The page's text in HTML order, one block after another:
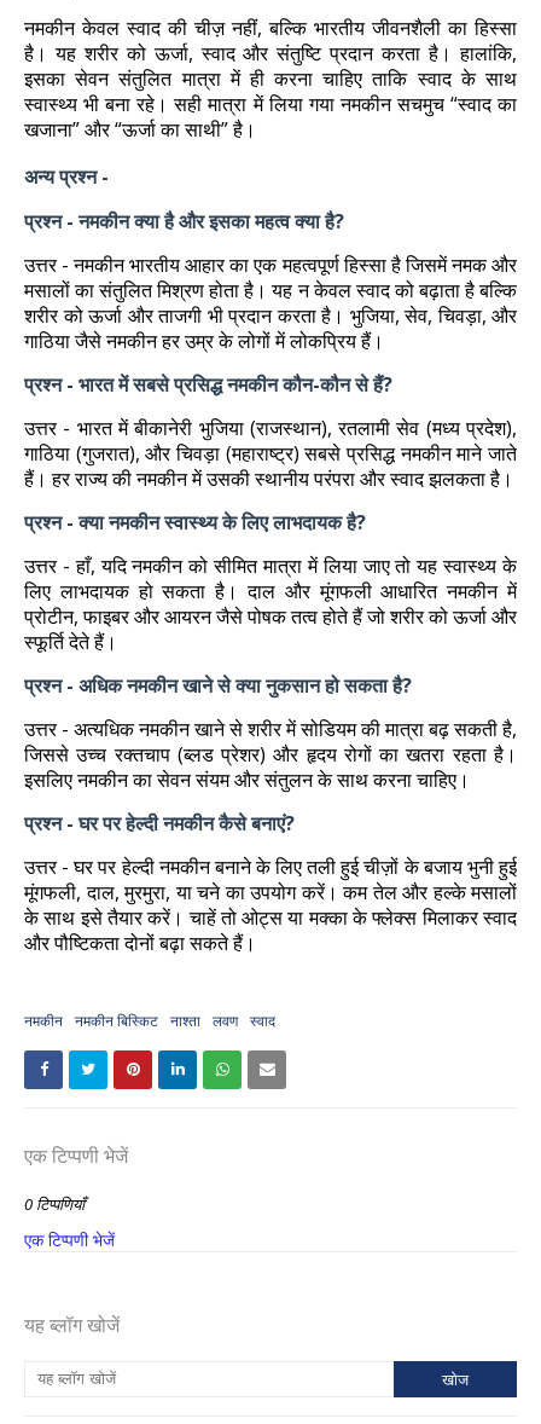
नमकीन केवल स्वाद की चीज़ नहीं, बल्कि भारतीय जीवनशैली का हिस्सा
है। यह शरीर को ऊर्जा, स्वाद और संतुष्टि प्रदान करता है। हालांकि,
इसका सेवन संतुलित मात्रा में ही करना चाहिए ताकि स्वाद के साथ
स्वास्थ्य भी बना रहे। सही मात्रा में लिया गया नमकीन सचमुच “स्वाद का
खजाना” और “ऊर्जा का साथी” है।
अन्य प्रश्न -
प्रश्न - नमकीन क्या है और इसका महत्व क्या है?
उत्तर - नमकीन भारतीय आहार का एक महत्वपूर्ण हिस्सा है जिसमें नमक और
मसालों का संतुलित मिश्रण होता है। यह न केवल स्वाद को बढ़ाता है बल्कि
शरीर को ऊर्जा और ताजगी भी प्रदान करता है। भुजिया, सेव, चिवड़ा, और
गाठिया जैसे नमकीन हर उम्र के लोगों में लोकप्रिय हैं।
प्रश्न - भारत में सबसे प्रसिद्ध नमकीन कौन-कौन से हैं?
उत्तर - भारत में बीकानेरी भुजिया (राजस्थान), रतलामी सेव (मध्य प्रदेश),
गाठिया (गुजरात), और चिवड़ा (महाराष्ट्र) सबसे प्रसिद्ध नमकीन माने जाते
हैं। हर राज्य की नमकीन में उसकी स्थानीय परंपरा और स्वाद झलकता है।
प्रश्न - क्या नमकीन स्वास्थ्य के लिए लाभदायक है?
उत्तर - हाँ, यदि नमकीन को सीमित मात्रा में लिया जाए तो यह स्वास्थ्य के
लिए लाभदायक हो सकता है। दाल और मूंगफली आधारित नमकीन में
प्रोटीन, फाइबर और आयरन जैसे पोषक तत्व होते हैं जो शरीर को ऊर्जा और
स्फूर्ति देते हैं।
प्रश्न - अधिक नमकीन खाने से क्या नुकसान हो सकता है?
उत्तर - अत्यधिक नमकीन खाने से शरीर में सोडियम की मात्रा बढ़ सकती है,
जिससे उच्च रक्तचाप (ब्लड प्रेशर) और हृदय रोगों का खतरा रहता है।
इसलिए नमकीन का सेवन संयम और संतुलन के साथ करना चाहिए।
प्रश्न - घर पर हेल्दी नमकीन कैसे बनाएं?
उत्तर - घर पर हेल्दी नमकीन बनाने के लिए तली हुई चीज़ों के बजाय भुनी हुई
मूंगफली, दाल, मुरमुरा, या चने का उपयोग करें। कम तेल और हल्के मसालों
के साथ इसे तैयार करें। चाहें तो ओट्स या मक्का के फ्लेक्स मिलाकर स्वाद
और पौष्टिकता दोनों बढ़ा सकते हैं।
नमकीन नमकीन बिस्किट नाश्ता लवण स्वाद
एक टिप्पणी भेजें
0 टिप्पणियाँ
एक टिप्पणी भेजें
यह ब्लॉग खोजें